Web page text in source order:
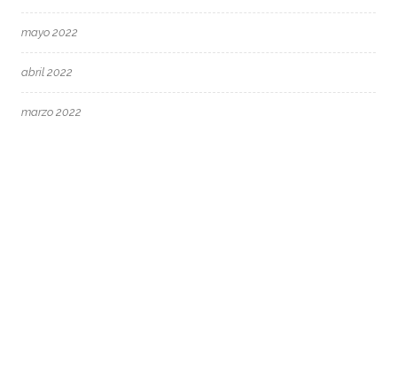
mayo 2022
abril 2022
marzo 2022